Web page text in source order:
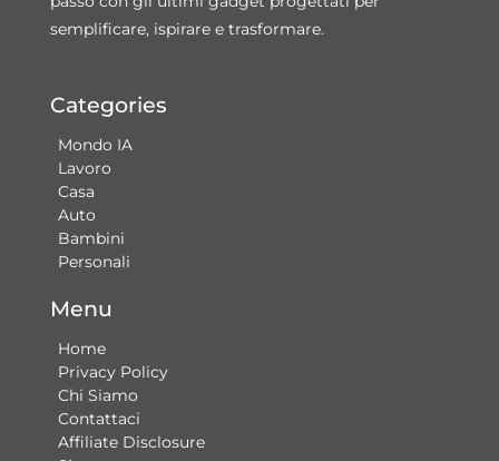
semplificare, ispirare e trasformare.
Categories
Mondo IA
Lavoro
Casa
Auto
Bambini
Personali
Menu
Home
Privacy Policy
Chi Siamo
Contattaci​
Affiliate Disclosure